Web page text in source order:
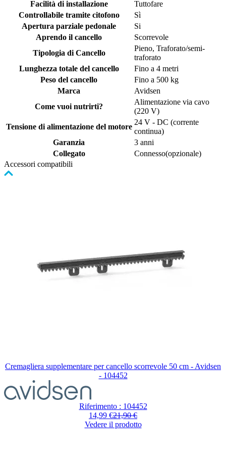
Facilità di installazione
Tuttofare
Controllabile tramite citofono
Sì
Apertura parziale pedonale
Si
Aprendo il cancello
Scorrevole
Tipologia di Cancello
Pieno, Traforato/semi-
traforato
Lunghezza totale del cancello
Fino a 4 metri
Peso del cancello
Fino a 500 kg
Marca
Avidsen
Come vuoi nutrirti?
Alimentazione via cavo
(220 V)
Tensione di alimentazione del motore
24 V - DC (corrente
continua)
Garanzia
3 anni
Collegato
Connesso(opzionale)
Accessori compatibili
Cremagliera supplementare per cancello scorrevole 50 cm - Avidsen
- 104452
Riferimento : 104452
14,99 €21,90 €
Vedere il prodotto